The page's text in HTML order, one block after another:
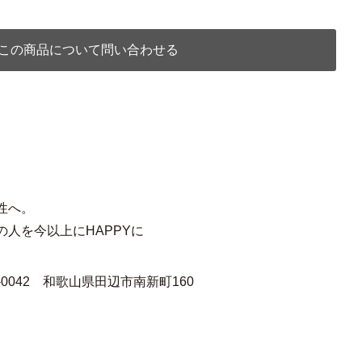
この商品について問い合わせる
。
人を今以上にHAPPYに
和歌山県田辺市南新町160